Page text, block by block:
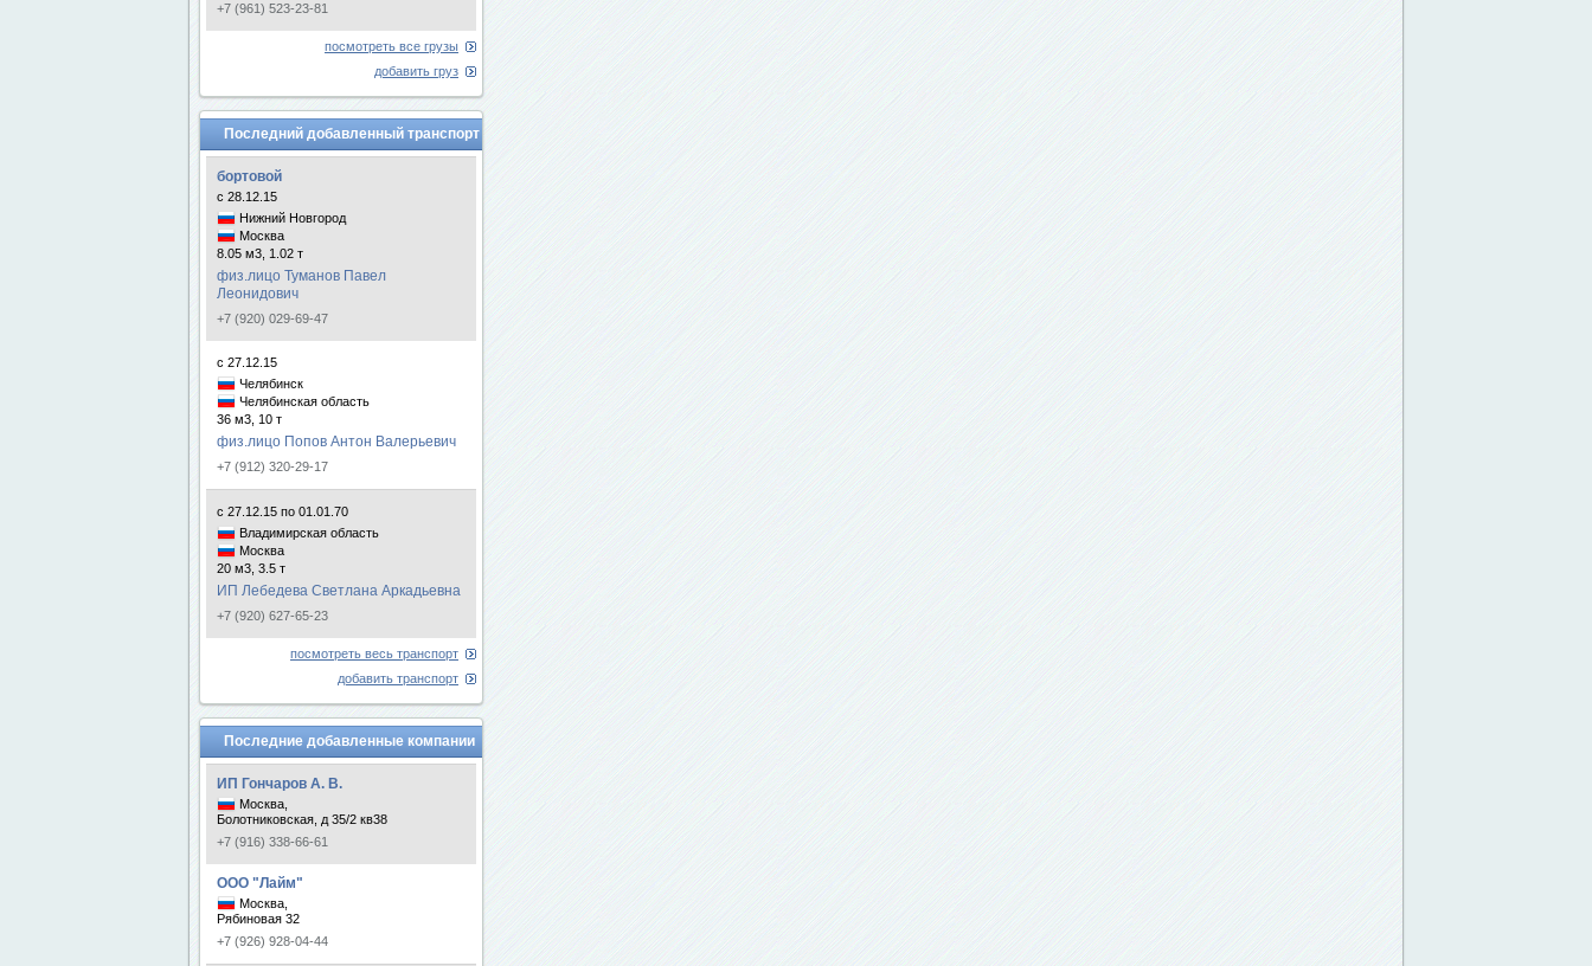
+7 (961) 523-23-81
посмотреть все грузы
добавить груз
Последний добавленный транспорт
бортовой
с 28.12.15
Нижний Новгород
Москва
8.05 м3, 1.02 т
физ.лицо Туманов Павел
Леонидович
+7 (920) 029-69-47
с 27.12.15
Челябинск
Челябинская область
36 м3, 10 т
физ.лицо Попов Антон Валерьевич
+7 (912) 320-29-17
с 27.12.15 по 01.01.70
Владимирская область
Москва
20 м3, 3.5 т
ИП Лебедева Светлана Аркадьевна
+7 (920) 627-65-23
посмотреть весь транспорт
добавить транспорт
Последние добавленные компании
ИП Гончаров А. В.
Москва,
Болотниковская, д 35/2 кв38
+7 (916) 338-66-61
ООО "Лайм"
Москва,
Рябиновая 32
+7 (926) 928-04-44